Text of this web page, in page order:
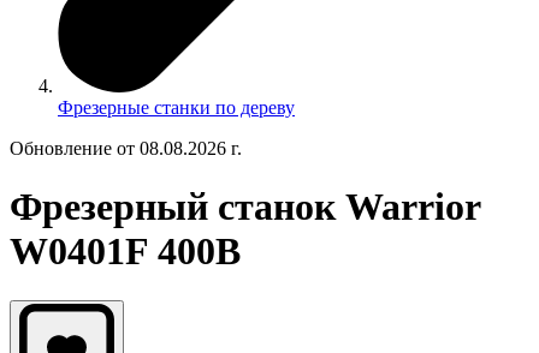
Фрезерные станки по дереву
Обновление от 08.08.2026 г.
Фрезерный станок Warrior
W0401F 400В